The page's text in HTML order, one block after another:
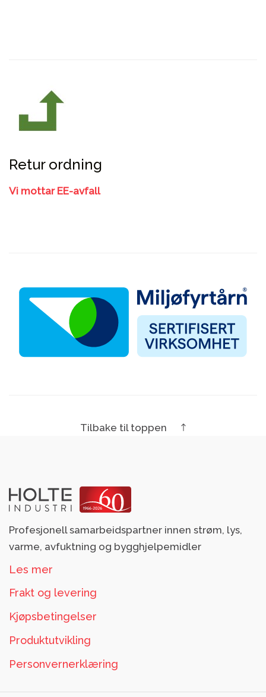
Retur ordning
Vi mottar EE-avfall
Tilbake til toppen
Profesjonell samarbeidspartner innen strøm, lys,
varme, avfuktning og bygghjelpemidler
Les mer
Frakt og levering
Kjøpsbetingelser
Produktutvikling
Personvernerklæring